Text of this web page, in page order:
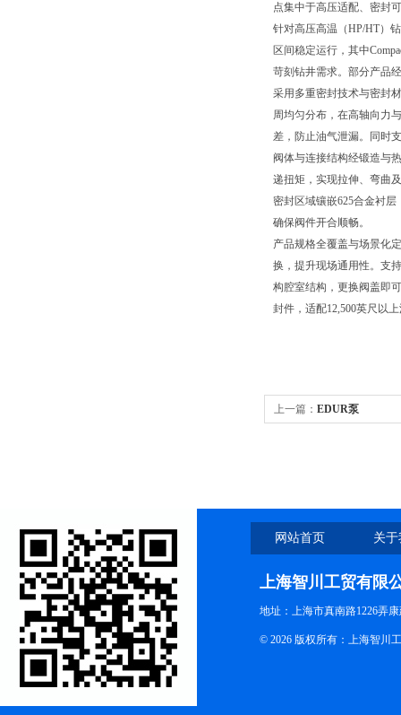
点集中于高压适配、密封
针对高压高温（HP/HT）
区间稳定运行，其中
苛刻钻井需求。部分产品
采用多重密封技术与密封
周均匀分布，在高轴向力
差，防止油气泄漏。同时
阀体与连接结构经锻造与
递扭矩，实现拉伸、弯曲
密封区域镶嵌625合金衬
确保阀件开合顺畅。
产品规格全覆盖与场景化
换，提升现场通用性。支
构腔室结构，更换阀盖即
封件，适配12,500英尺以
上一篇： EDUR泵
网站首页 关
上海智川工贸有限
地址：上海市真南路1226弄
© 2026 版权所有：上海智川